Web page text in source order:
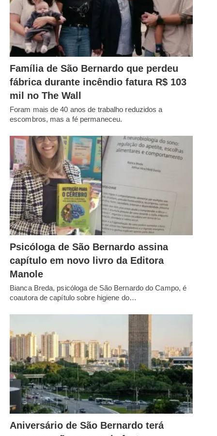
Família de São Bernardo que perdeu
fábrica durante incêndio fatura R$ 103
mil no The Wall
Foram mais de 40 anos de trabalho reduzidos a
escombros, mas a fé permaneceu.
Psicóloga de São Bernardo assina
capítulo em novo livro da Editora
Manole
Bianca Breda, psicóloga de São Bernardo do Campo, é
coautora de capítulo sobre higiene do…
Aniversário de São Bernardo terá